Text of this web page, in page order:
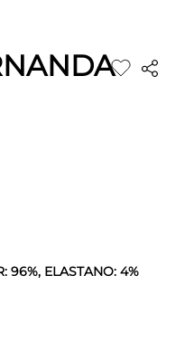
96%, ELASTANO: 4%